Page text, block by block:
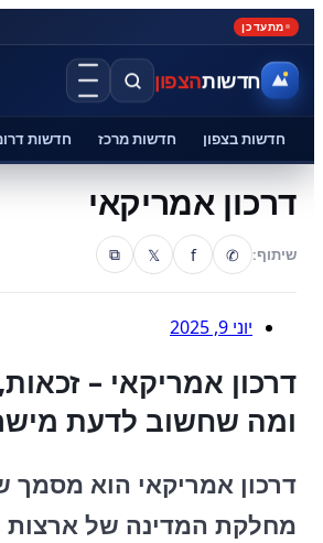
מתעדכן
חדשותהצפון
חדשות בצפון חדשות מרכז חדשות
דרכון אמריקאי
שיתוף: ✆
f
𝕏
⧉
יוני 9, 2025
דרכון אמריקאי –
ומה שחשוב לדעת
דרכון אמריקאי הוא מסמך
מחלקת המדינה של ארצות